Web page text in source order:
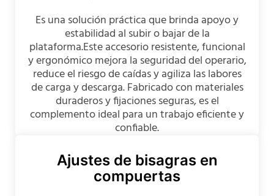
Es una solución práctica que brinda apoyo y
estabilidad al subir o bajar de la
plataforma.Este accesorio resistente, funcional
y ergonómico mejora la seguridad del operario,
reduce el riesgo de caídas y agiliza las labores
de carga y descarga. Fabricado con materiales
duraderos y fijaciones seguras, es el
complemento ideal para un trabajo eficiente y
confiable.
Ajustes de bisagras en
compuertas